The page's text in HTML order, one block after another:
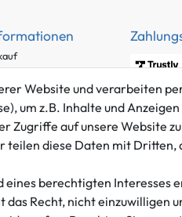
gestellte Fragen
und Versand
Mitglied
Website und verarbeiten
um z.B. Inhalte und Anzeigen
Zugriffe auf unsere Website
diese Daten mit Dritten,
berechtigten Interesses
Recht, nicht einzuwilligen